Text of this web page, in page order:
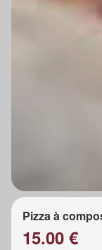
Pizza à
15.00 €